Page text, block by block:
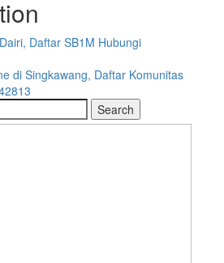
Daftar SB1M Hubungi
di Singkawang, Daftar Komunitas